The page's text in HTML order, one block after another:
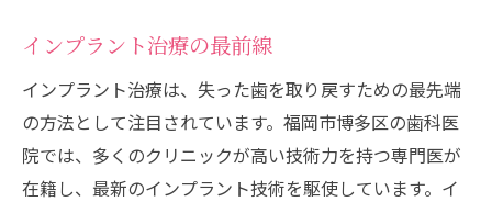
インプラント治療の最前線
インプラント治療は、失った歯を取り戻すための最先端
の方法として注目されています。福岡市博多区の歯科医
院では、多くのクリニックが高い技術力を持つ専門医が
在籍し、最新のインプラント技術を駆使しています。イ